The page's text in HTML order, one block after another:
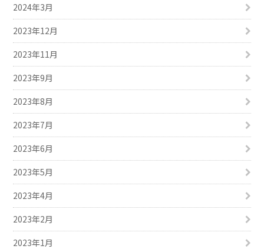
2024年3月
2023年12月
2023年11月
2023年9月
2023年8月
2023年7月
2023年6月
2023年5月
2023年4月
2023年2月
2023年1月